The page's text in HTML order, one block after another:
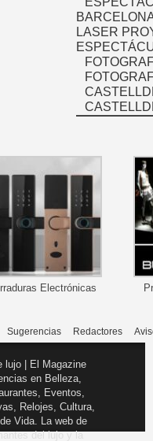
LASER
Electrónicas
Sugerencias Redactores
lujo | El Magazine
en Belleza,
Eventos,
Relojes, Cultura,
Vida. La web de
del lujo y la